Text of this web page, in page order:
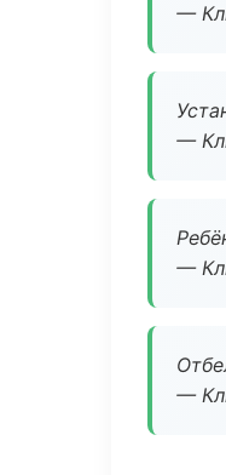
—
—
—
—